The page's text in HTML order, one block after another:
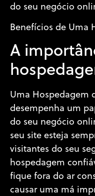
do seu negócio
Benefícios de Uma
A
Uma Hospedagem
desempenha um
do seu negócio
seu site esteja
visitantes do seu
hospedagem
fique fora do ar
causar uma má